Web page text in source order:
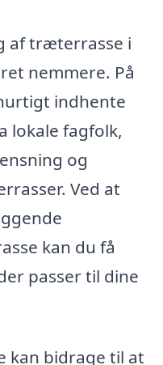
af træterrasse i
nemmere. På
indhente
lokale fagfolk,
og
Ved at
kan du få
passer til dine
kan bidrage til at